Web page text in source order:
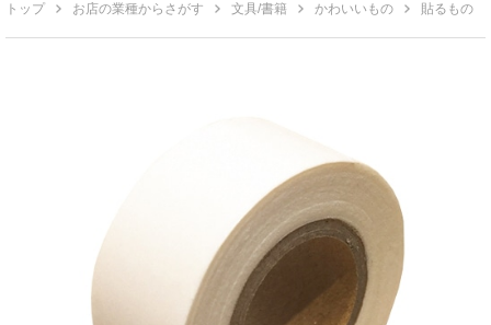
トップ お店の業種からさがす 文具/書籍 かわいいもの 貼るもの